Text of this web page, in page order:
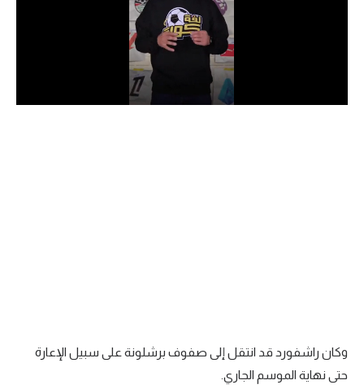
الدوري السعودي للمحترفين
سعودي في الجول
وكان راشفورد قد انتقل إلى صفوف برشلونة على سبيل الإعارة
حتى نهاية الموسم الجاري.